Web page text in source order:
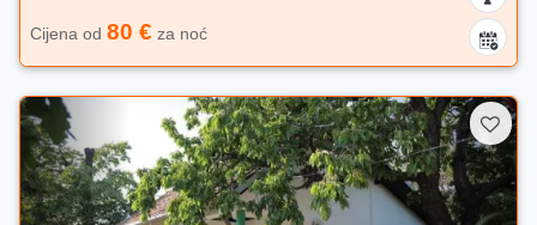
Cijena od 80 € za noć